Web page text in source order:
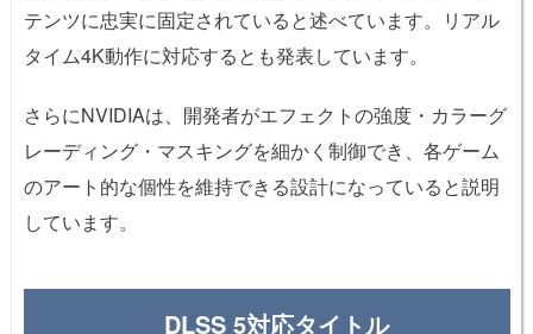
テンツに忠実に固定されていると述べています。リアル
タイム4K動作に対応するとも発表しています。
さらにNVIDIAは、開発者がエフェクトの強度・カラーグ
レーディング・マスキングを細かく制御でき、各ゲーム
のアート的な個性を維持できる設計になっていると説明
しています。
DLSS 5対応タイトル